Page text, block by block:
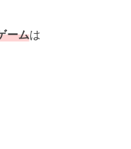
ームは